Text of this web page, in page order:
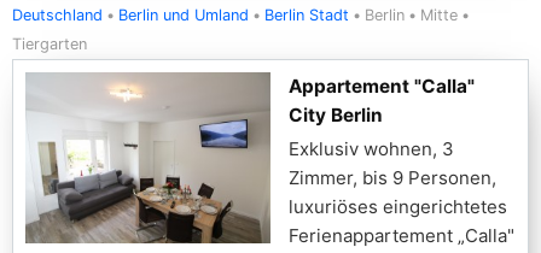
Deutschland Berlin und Umland Berlin Stadt Berlin
Mitte
Tiergarten
Appartement "Calla"
City Berlin
Exklusiv wohnen, 3
Zimmer, bis 9 Personen,
luxuriöses eingerichtetes
Ferienappartement „Calla"